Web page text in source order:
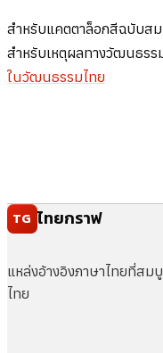
สำหรับแคตตาล็อกสีฉบับส
สำหรับเหตุผลทางวัฒนธรร
ในวัฒนธรรมไทย
TG ไทยกราฟ
แหล่งอ้างอิงภาษาไทยที่ส
ไทย